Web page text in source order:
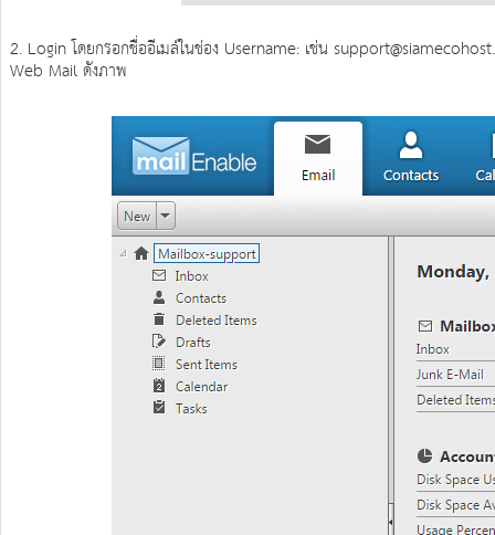
2. Login โดยกรอกชื่ออีเมล์ในช่อง Username: เช่น
Web Mail ดังภาพ